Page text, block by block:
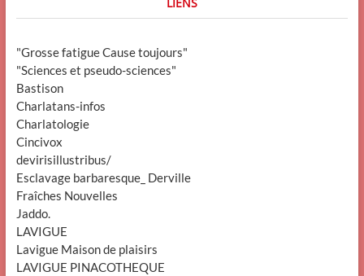
"Grosse fatigue Cause toujours"
"Sciences et pseudo-sciences"
Bastison
Charlatans-infos
Charlatologie
Cincivox
devirisillustribus/
Esclavage barbaresque_ Derville
Fraîches Nouvelles
Jaddo.
LAVIGUE
Lavigue Maison de plaisirs
LAVIGUE PINACOTHEQUE